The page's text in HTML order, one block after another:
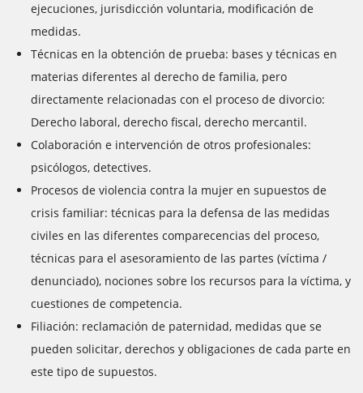
ejecuciones, jurisdicción voluntaria, modificación de
medidas.
Técnicas en la obtención de prueba: bases y técnicas en
materias diferentes al derecho de familia, pero
directamente relacionadas con el proceso de divorcio:
Derecho laboral, derecho fiscal, derecho mercantil.
Colaboración e intervención de otros profesionales:
psicólogos, detectives.
Procesos de violencia contra la mujer en supuestos de
crisis familiar: técnicas para la defensa de las medidas
civiles en las diferentes comparecencias del proceso,
técnicas para el asesoramiento de las partes (víctima /
denunciado), nociones sobre los recursos para la víctima, y
cuestiones de competencia.
Filiación: reclamación de paternidad, medidas que se
pueden solicitar, derechos y obligaciones de cada parte en
este tipo de supuestos.